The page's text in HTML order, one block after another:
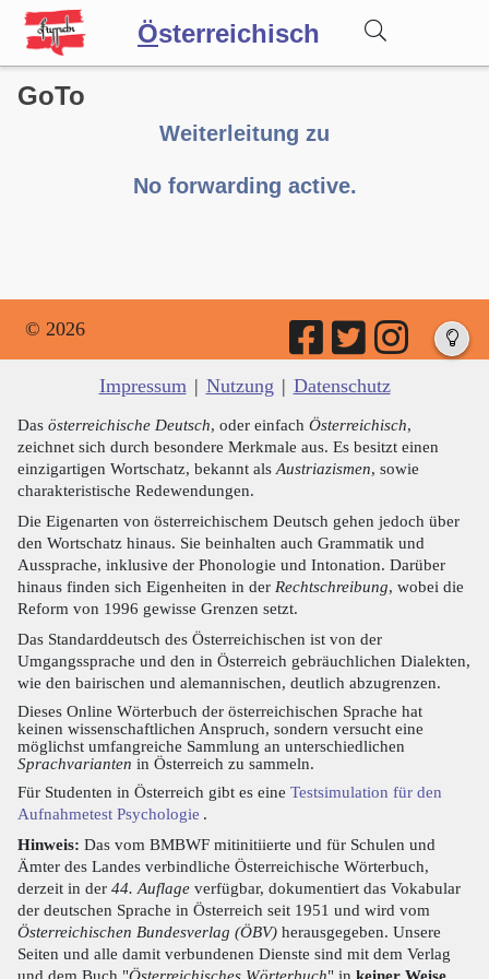
Österreichisch
Wörterbuch
GoTo
Weiterleitung zu
No forwarding active.
© 2026
Impressum | Nutzung | Datenschutz
Das österreichische Deutsch, oder einfach Österreichisch,
zeichnet sich durch besondere Merkmale aus. Es besitzt einen
einzigartigen Wortschatz, bekannt als Austriazismen, sowie
charakteristische Redewendungen.
Die Eigenarten von österreichischem Deutsch gehen jedoch über
den Wortschatz hinaus. Sie beinhalten auch Grammatik und
Aussprache, inklusive der Phonologie und Intonation. Darüber
hinaus finden sich Eigenheiten in der Rechtschreibung, wobei die
Reform von 1996 gewisse Grenzen setzt.
Das Standarddeutsch des Österreichischen ist von der
Umgangssprache und den in Österreich gebräuchlichen Dialekten,
wie den bairischen und alemannischen, deutlich abzugrenzen.
Dieses Online Wörterbuch der österreichischen Sprache hat
keinen wissenschaftlichen Anspruch, sondern versucht eine
möglichst umfangreiche Sammlung an unterschiedlichen
Sprachvarianten in Österreich zu sammeln.
Für Studenten in Österreich gibt es eine Testsimulation für den
Aufnahmetest Psychologie .
Hinweis: Das vom BMBWF mitinitiierte und für Schulen und
Ämter des Landes verbindliche Österreichische Wörterbuch,
derzeit in der 44. Auflage verfügbar, dokumentiert das Vokabular
der deutschen Sprache in Österreich seit 1951 und wird vom
Österreichischen Bundesverlag (ÖBV) herausgegeben. Unsere
Seiten und alle damit verbundenen Dienste sind mit dem Verlag
und dem Buch "Österreichisches Wörterbuch" in keiner Weise